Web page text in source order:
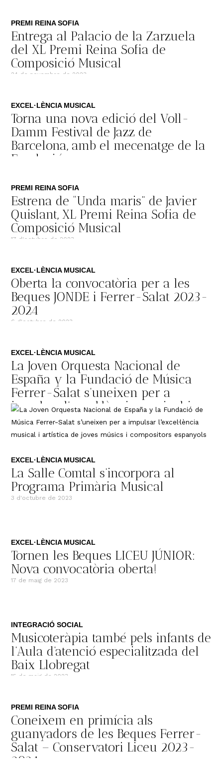
PREMI REINA SOFIA
Entrega al Palacio de la Zarzuela
del XL Premi Reina Sofia de
Composició Musical
24 de novembre de 2023
EXCEL·LÈNCIA MUSICAL
Torna una nova edició del Voll-
Damm Festival de Jazz de
Barcelona, amb el mecenatge de la
Fundació
PREMI REINA SOFIA
Estrena de “Unda maris” de Javier
Quislant, XL Premi Reina Sofia de
Composició Musical
17 d'octubre de 2023
EXCEL·LÈNCIA MUSICAL
Oberta la convocatòria per a les
Beques JONDE i Ferrer-Salat 2023-
2024
6 d'octubre de 2023
EXCEL·LÈNCIA MUSICAL
La Joven Orquesta Nacional de
España y la Fundació de Música
Ferrer-Salat s’uneixen per a
impulsar l’excel·lència musical i
artística de joves músics i
compositors espanyols
EXCEL·LÈNCIA MUSICAL
La Salle Comtal s’incorpora al
Programa Primària Musical
3 d'octubre de 2023
EXCEL·LÈNCIA MUSICAL
Tornen les Beques LICEU JÚNIOR:
Nova convocatòria oberta!
17 de maig de 2023
INTEGRACIÓ SOCIAL
Musicoteràpia també pels infants de
l’Aula d’atenció especialitzada del
Baix Llobregat
15 de maig de 2023
PREMI REINA SOFIA
Coneixem en primícia als
guanyadors de les Beques Ferrer-
Salat – Conservatori Liceu 2023-
2024